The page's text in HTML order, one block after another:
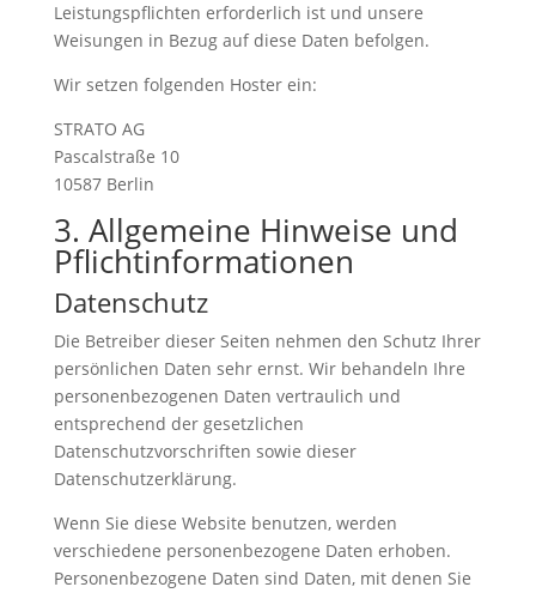
Leistungspflichten erforderlich ist und unsere
Weisungen in Bezug auf diese Daten befolgen.
Wir setzen folgenden Hoster ein:
STRATO AG
Pascalstraße 10
10587 Berlin
3. Allgemeine Hinweise und
Pflicht­informationen
Datenschutz
Die Betreiber dieser Seiten nehmen den Schutz Ihrer
persönlichen Daten sehr ernst. Wir behandeln Ihre
personenbezogenen Daten vertraulich und
entsprechend der gesetzlichen
Datenschutzvorschriften sowie dieser
Datenschutzerklärung.
Wenn Sie diese Website benutzen, werden
verschiedene personenbezogene Daten erhoben.
Personenbezogene Daten sind Daten, mit denen Sie